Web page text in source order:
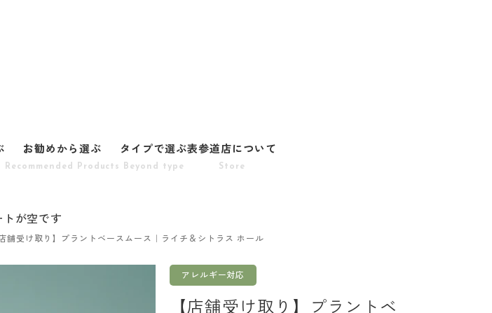
お勧めから選ぶ
Recommended Products
タイプで選ぶ
Beyond type
表参道店について
Store
トが空です
店舗受け取り】プラントベースムース｜ライチ＆シトラス ホール
アレルギー対応
【店舗受け取り】プラントベ